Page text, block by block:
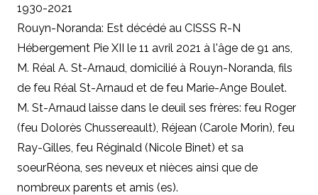
1930-2021
Rouyn-Noranda: Est décédé au CISSS R-N
Hébergement Pie XII le 11 avril 2021 à l'âge de 91 ans,
M. Réal A. St-Arnaud, domicilié à Rouyn-Noranda, fils
de feu Réal St-Arnaud et de feu Marie-Ange Boulet.
M. St-Arnaud laisse dans le deuil ses frères: feu Roger
(feu Dolorès Chussereault), Réjean (Carole Morin), feu
Ray-Gilles, feu Réginald (Nicole Binet) et sa
soeurRéona, ses neveux et nièces ainsi que de
nombreux parents et amis (es).